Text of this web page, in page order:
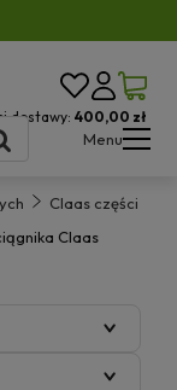
dostawy: 400,00 zł
Menu
Claas części
Claas